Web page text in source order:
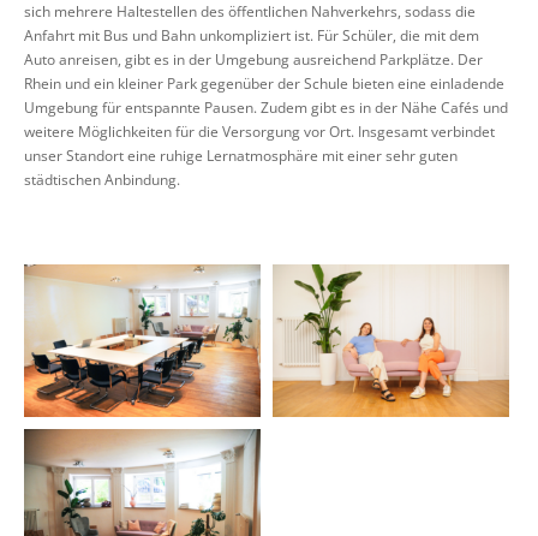
sich mehrere Haltestellen des öffentlichen Nahverkehrs, sodass die
Anfahrt mit Bus und Bahn unkompliziert ist. Für Schüler, die mit dem
Auto anreisen, gibt es in der Umgebung ausreichend Parkplätze. Der
Rhein und ein kleiner Park gegenüber der Schule bieten eine einladende
Umgebung für entspannte Pausen. Zudem gibt es in der Nähe Cafés und
weitere Möglichkeiten für die Versorgung vor Ort. Insgesamt verbindet
unser Standort eine ruhige Lernatmosphäre mit einer sehr guten
städtischen Anbindung.